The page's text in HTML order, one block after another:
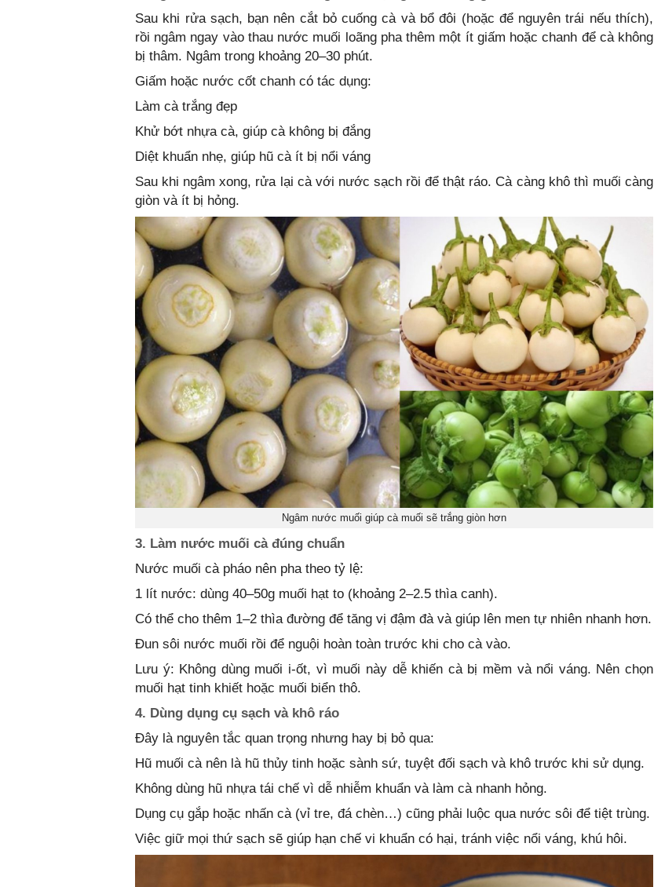
Sau khi rửa sạch, bạn nên cắt bỏ cuống cà và bổ đôi (hoặc để nguyên trái nếu thích),
rồi ngâm ngay vào thau nước muối loãng pha thêm một ít giấm hoặc chanh để cà không
bị thâm. Ngâm trong khoảng 20–30 phút.
Giấm hoặc nước cốt chanh có tác dụng:
Làm cà trắng đẹp
Khử bớt nhựa cà, giúp cà không bị đắng
Diệt khuẩn nhẹ, giúp hũ cà ít bị nổi váng
Sau khi ngâm xong, rửa lại cà với nước sạch rồi để thật ráo. Cà càng khô thì muối càng
giòn và ít bị hỏng.
Ngâm nước muối giúp cà muối sẽ trắng giòn hơn
3. Làm nước muối cà đúng chuẩn
Nước muối cà pháo nên pha theo tỷ lệ:
1 lít nước: dùng 40–50g muối hạt to (khoảng 2–2.5 thìa canh).
Có thể cho thêm 1–2 thìa đường để tăng vị đậm đà và giúp lên men tự nhiên nhanh hơn.
Đun sôi nước muối rồi để nguội hoàn toàn trước khi cho cà vào.
Lưu ý: Không dùng muối i-ốt, vì muối này dễ khiến cà bị mềm và nổi váng. Nên chọn
muối hạt tinh khiết hoặc muối biển thô.
4. Dùng dụng cụ sạch và khô ráo
Đây là nguyên tắc quan trọng nhưng hay bị bỏ qua:
Hũ muối cà nên là hũ thủy tinh hoặc sành sứ, tuyệt đối sạch và khô trước khi sử dụng.
Không dùng hũ nhựa tái chế vì dễ nhiễm khuẩn và làm cà nhanh hỏng.
Dụng cụ gắp hoặc nhấn cà (vỉ tre, đá chèn…) cũng phải luộc qua nước sôi để tiệt trùng.
Việc giữ mọi thứ sạch sẽ giúp hạn chế vi khuẩn có hại, tránh việc nổi váng, khú hôi.